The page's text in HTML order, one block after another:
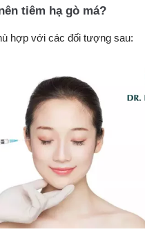
tiêm hạ gò má?
hợp với các đối tượng sau: